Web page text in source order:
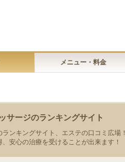
メニュー・料金
サージのランキングサイト
ンキングサイト、エステの口コミ広場！
安心の治療を受けることが出来ます！